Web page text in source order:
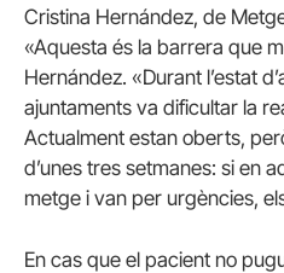
Cristina Hernández, de
«Aquesta és la barrera que
Hernández. «Durant l’estat
ajuntaments va dificultar la
Actualment estan oberts,
d’unes tres setmanes: si en
metge i van per urgències,
En cas que el pacient no